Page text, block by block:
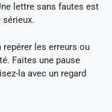
lettre sans fautes est
repérer les erreurs ou
Faites une pause
la avec un regard